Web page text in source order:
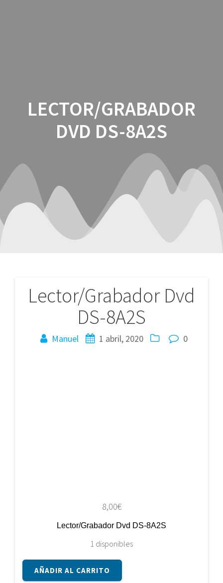
LECTOR/GRABADOR
DVD DS-8A2S
Lector/Grabador Dvd
DS-8A2S
Manuel 1 abril, 2020 0
8,00€
Lector/Grabador Dvd DS-8A2S
1 disponibles
Lector/Grabador
Dvd
AÑADIR AL CARRITO
Navegación
entradas